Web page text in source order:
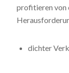
profitieren von
dichter